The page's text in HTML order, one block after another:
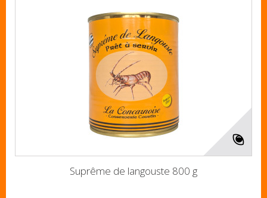
Suprême de langouste 800 g